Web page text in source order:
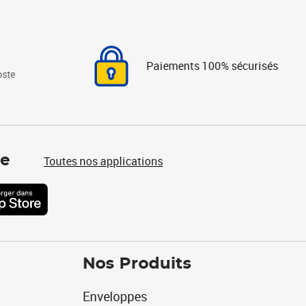
Paiements 100% sécurisés
Toutes nos applications
Nos Produits
Enveloppes